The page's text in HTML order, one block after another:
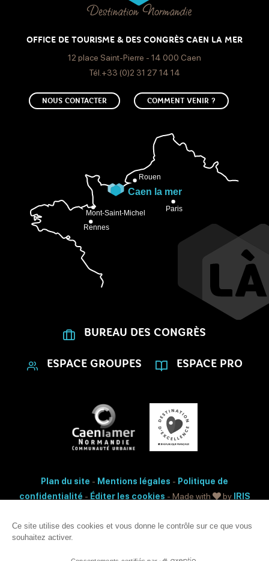
Ce site utilise des cookies et vous donne le contrôle sur ce que vous
souhaitez activer.
OFFICE DE TOURISME & DES CONGRÈS CAEN LA MER
12 place Saint-Pierre - 14 000 Caen
Tél.+33 (0)2 31 27 14 14
NOUS CONTACTER COMMENT VENIR ?
BUREAU DES CONGRÈS
ESPACE GROUPES ESPACE PRO
Plan du site - Mentions légales - Politique de
confidentialité - Éditer les cookies - Made with by
IRIS
Accessibilité: non conforme
Ce site est protégé par reCAPTCHA. Les